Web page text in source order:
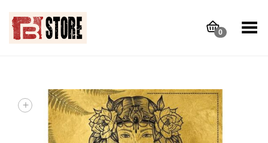
0
Toggle Menu
+